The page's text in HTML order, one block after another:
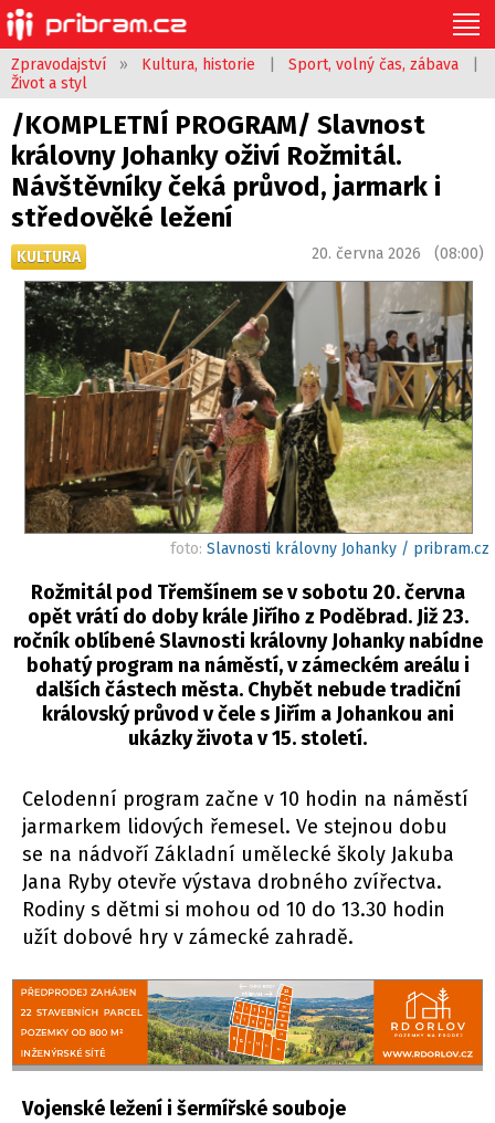
Zpravodajství » Kultura, historie Sport, volný čas, zábava
Život a styl
/KOMPLETNÍ PROGRAM/ Slavnost
královny Johanky oživí Rožmitál.
Návštěvníky čeká průvod, jarmark i
středověké ležení
KULTURA 20. června 2026 (08:00)
foto: Slavnosti královny Johanky / pribram.cz
Rožmitál pod Třemšínem se v sobotu 20. června
opět vrátí do doby krále Jiřího z Poděbrad. Již 23.
ročník oblíbené Slavnosti královny Johanky nabídne
bohatý program na náměstí, v zámeckém areálu i
dalších částech města. Chybět nebude tradiční
královský průvod v čele s Jiřím a Johankou ani
ukázky života v 15. století.
Celodenní program začne v 10 hodin na náměstí
jarmarkem lidových řemesel. Ve stejnou dobu
se na nádvoří Základní umělecké školy Jakuba
Jana Ryby otevře výstava drobného zvířectva.
Rodiny s dětmi si mohou od 10 do 13.30 hodin
užít dobové hry v zámecké zahradě.
Vojenské ležení i šermířské souboje